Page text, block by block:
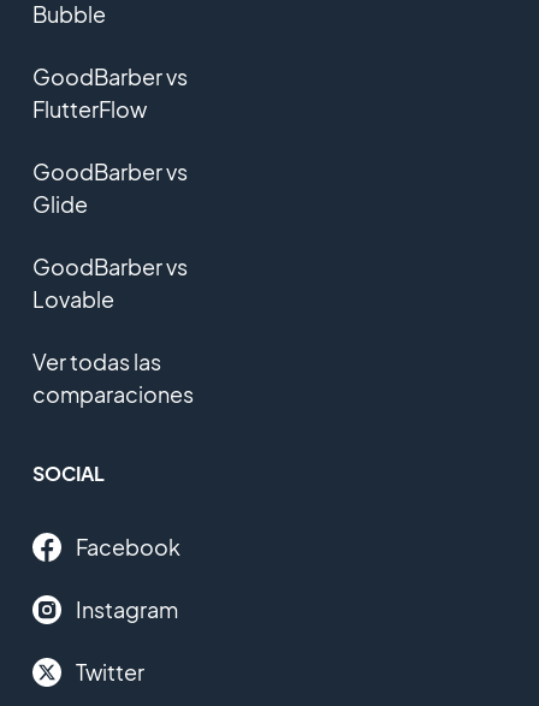
Bubble
GoodBarber vs
FlutterFlow
GoodBarber vs
Glide
GoodBarber vs
Lovable
Ver todas las
comparaciones
SOCIAL
Facebook
Instagram
Twitter